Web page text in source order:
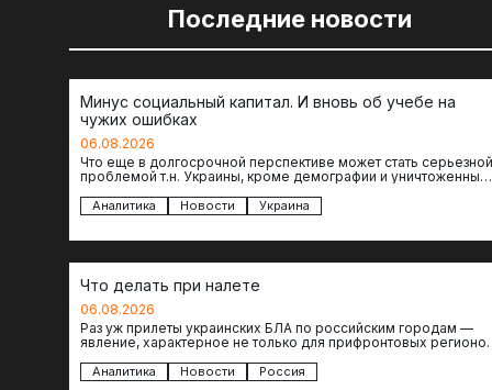
Последние новости
Минус социальный капитал. И вновь об учебе на
чужих ошибках
06.08.2026
Что еще в долгосрочной перспективе может стать серьезной
проблемой т.н. Украины, кроме демографии и уничтоженных
Аналитика Новости Украина
Что делать при налете
06.08.2026
Раз уж прилеты украинских БЛА по российским городам —
явление, характерное не только для прифронтовых
Аналитика Новости Россия